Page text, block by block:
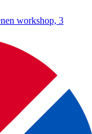
workshop, 3